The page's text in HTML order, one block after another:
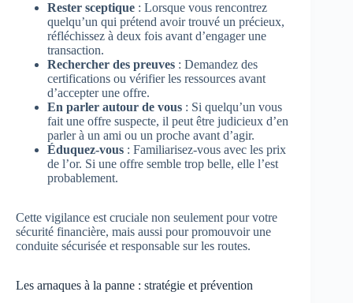
Rester sceptique : Lorsque vous rencontrez
quelqu’un qui prétend avoir trouvé un précieux,
réfléchissez à deux fois avant d’engager une
transaction.
Rechercher des preuves : Demandez des
certifications ou vérifier les ressources avant
d’accepter une offre.
En parler autour de vous : Si quelqu’un vous
fait une offre suspecte, il peut être judicieux d’en
parler à un ami ou un proche avant d’agir.
Éduquez-vous : Familiarisez-vous avec les prix
de l’or. Si une offre semble trop belle, elle l’est
probablement.
Cette vigilance est cruciale non seulement pour votre
sécurité financière, mais aussi pour promouvoir une
conduite sécurisée et responsable sur les routes.
Les arnaques à la panne : stratégie et prévention